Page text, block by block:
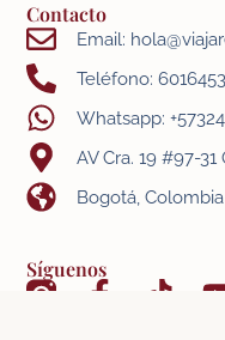
Contacto
Email:
Teléfono:
Whatsapp:
AV Cra. 19 #97-
Bogotá, Colombia
Síguenos